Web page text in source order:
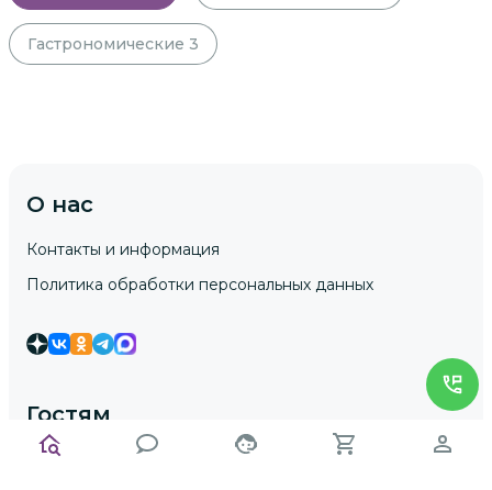
Гастрономические 3
О нас
Контакты и информация
Политика обработки персональных данных
Гостям
Как заказать экскурсию